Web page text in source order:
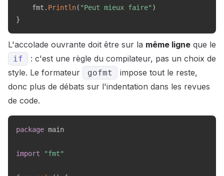
    fmt
. Println( "Peut mieux faire" )
}
L'accolade ouvrante doit être sur la même ligne que le
if
: c'est une règle du compilateur, pas un choix de
style. Le formateur
gofmt
impose tout le reste,
donc plus de débats sur l'indentation dans les revues
de code.
package main
import "fmt"